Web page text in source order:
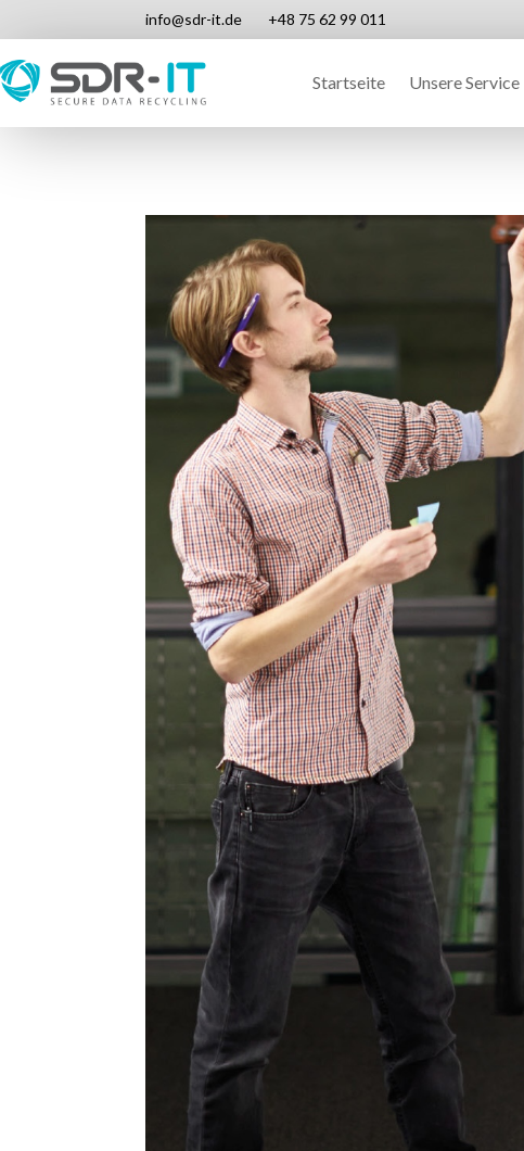
info@sdr-it.de +48 75 62 99 011
Startseite Unsere Service